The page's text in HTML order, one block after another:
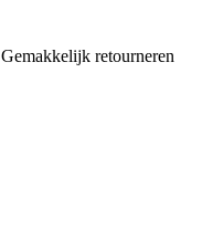
Gemakkelijk retourneren